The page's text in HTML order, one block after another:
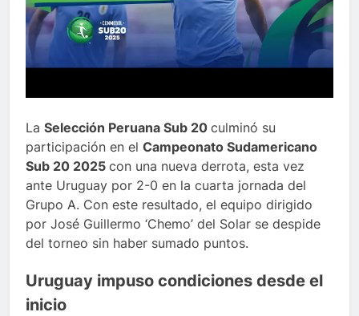
La Selección Peruana Sub 20 culminó su
participación en el Campeonato Sudamericano
Sub 20 2025 con una nueva derrota, esta vez
ante Uruguay por 2-0 en la cuarta jornada del
Grupo A. Con este resultado, el equipo dirigido
por José Guillermo ‘Chemo’ del Solar se despide
del torneo sin haber sumado puntos.
Uruguay impuso condiciones desde el
inicio